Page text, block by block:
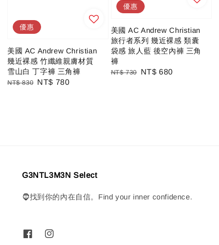
優惠
美國 AC Andrew Christian
幾近裸感 竹纖維親膚材質
雪山白 丁字褲 三角褲
Regular
NT$ 830 Sale
NT$ 780
優惠
美國 AC Andrew Christian
旅行者系列 幾近裸感 類囊
袋感 旅人藍 後空內褲 三角
褲
Regular
NT$ 730
Sale
NT$ 680
G3NTL3M3N Select
🧔找到你的內在自信。Find your inner confidence.